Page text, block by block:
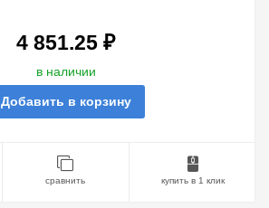
4 851.25 ₽
в наличии
Добавить в корзину
сравнить купить в 1 клик